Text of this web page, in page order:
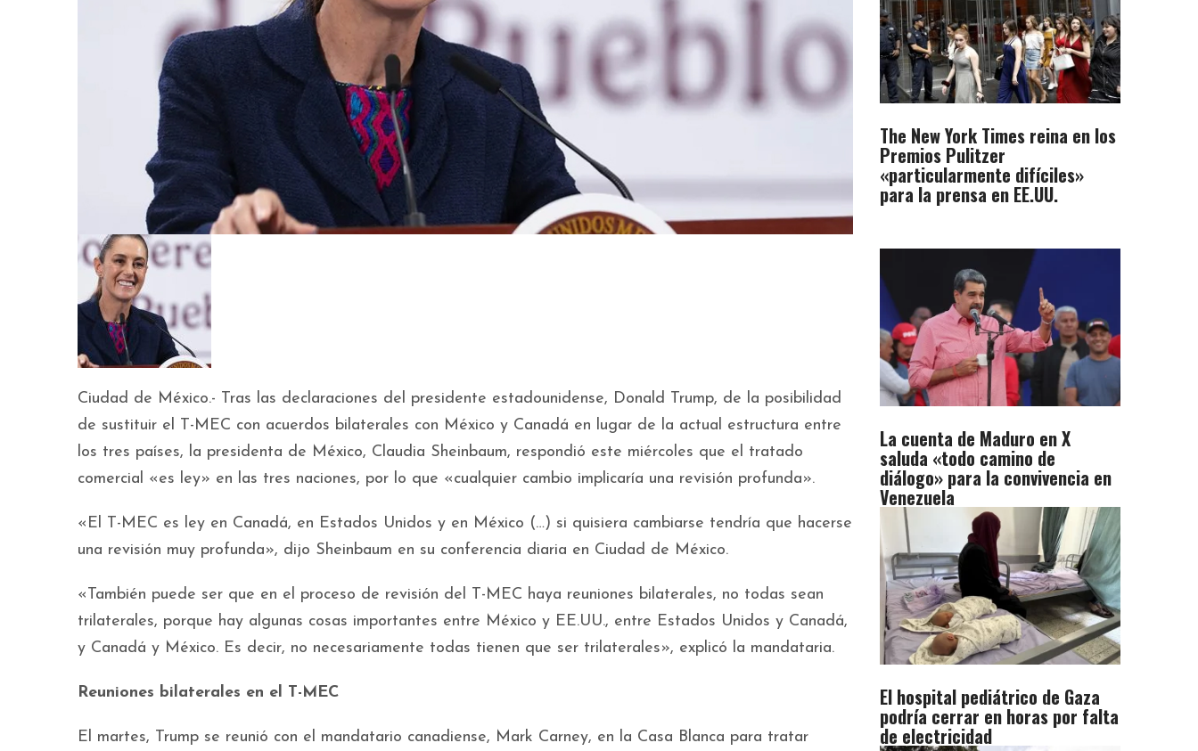
Ciudad de México.- Tras las declaraciones del presidente estadounidense, Donald Trump, de la posibilidad
de sustituir el T-MEC con acuerdos bilaterales con México y Canadá en lugar de la actual estructura entre
los tres países, la presidenta de México, Claudia Sheinbaum, respondió este miércoles que el tratado
comercial «es ley» en las tres naciones, por lo que «cualquier cambio implicaría una revisión profunda».
«El T-MEC es ley en Canadá, en Estados Unidos y en México (…) si quisiera cambiarse tendría que hacerse
una revisión muy profunda», dijo Sheinbaum en su conferencia diaria en Ciudad de México.
«También puede ser que en el proceso de revisión del T-MEC haya reuniones bilaterales, no todas sean
trilaterales, porque hay algunas cosas importantes entre México y EE.UU., entre Estados Unidos y Canadá,
y Canadá y México. Es decir, no necesariamente todas tienen que ser trilaterales», explicó la mandataria.
Reuniones bilaterales en el T-MEC
El martes, Trump se reunió con el mandatario canadiense, Mark Carney, en la Casa Blanca para tratar
The New York Times reina en los
Premios Pulitzer
«particularmente difíciles»
para la prensa en EE.UU.
La cuenta de Maduro en X
saluda «todo camino de
diálogo» para la convivencia en
Venezuela
El hospital pediátrico de Gaza
podría cerrar en horas por falta
de electricidad